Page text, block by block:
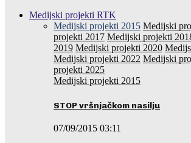
Medijski projekti RTK
Medijski projekti 2015 Medijski
projekti 2017 Medijski projekti
2019 Medijski projekti 2020
Medijski projekti 2022 Medijski
projekti 2025
Medijski projekti 2015
STOP vršnjačkom nasilju
07/09/2015 03:11